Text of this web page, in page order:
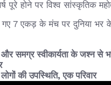
पूरे होने पर विश्व सांस्कृतिक
गए 7 एकड़ के मंच पर दुनिया भर
और समग्र स्वीकार्यता के जश्न से
की उपस्थिति, एक परिवार